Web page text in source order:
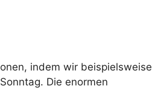
indem wir beispielsweise
Die enormen